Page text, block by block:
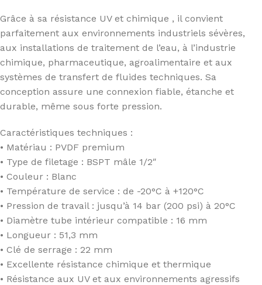
Grâce à sa résistance UV et chimique , il convient
parfaitement aux environnements industriels sévères,
aux installations de traitement de l’eau, à l’industrie
chimique, pharmaceutique, agroalimentaire et aux
systèmes de transfert de fluides techniques. Sa
conception assure une connexion fiable, étanche et
durable, même sous forte pression.
Caractéristiques techniques :
• Matériau : PVDF premium
• Type de filetage : BSPT mâle 1/2″
• Couleur : Blanc
• Température de service : de -20°C à +120°C
• Pression de travail : jusqu’à 14 bar (200 psi) à 20°C
• Diamètre tube intérieur compatible : 16 mm
• Longueur : 51,3 mm
• Clé de serrage : 22 mm
• Excellente résistance chimique et thermique
• Résistance aux UV et aux environnements agressifs